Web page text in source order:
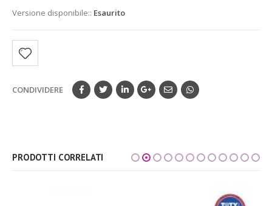
Versione disponibile:: Esaurito
CONDIVIDERE
PRODOTTI CORRELATI